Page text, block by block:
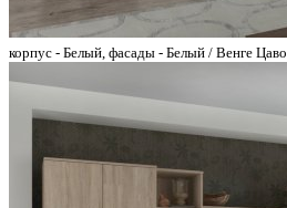
корпус - Белый, фасады - Белый / Венге Цаво.